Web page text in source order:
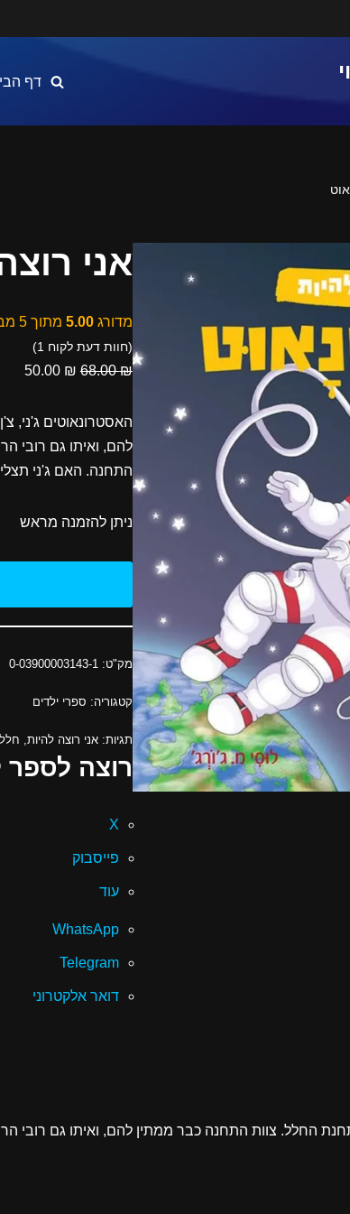
דף
אני
מדורג5.00 מתוך 5 מבוסס על
(חוות דעת לקוח 1
)
68.00₪
50.00 ₪
האסטרונאוטים ג'ני,
להם, ואיתו גם רובי
התחנה. האם ג'ני
ניתן להזמנה מראש
מק"ט:0-03900003143-1
קטגוריה: ספרי ילדים
תגיות:אני רוצה להיות, חלל
רוצה לספר
X
פייסבוק
עוד
WhatsApp
Telegram
דואר אלקטרוני
החלל. צוות התחנה כבר ממתין להם, ואיתו גם רובי